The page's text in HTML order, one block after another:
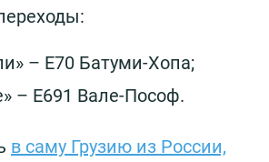
– Е70 Батуми-Хопа;
– Е691 Вале-Пософ.
в саму Грузию из России,